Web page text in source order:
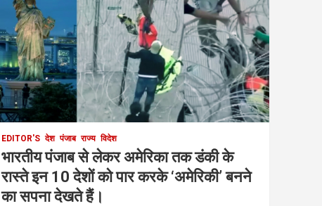
EDITOR'S देश पंजाब राज्य विदेश
भारतीय पंजाब से लेकर अमेरिका तक डंकी के
रास्ते इन 10 देशों को पार करके ‘अमेरिकी’ बनने
का सपना देखते हैं।